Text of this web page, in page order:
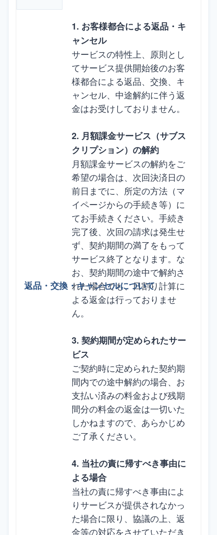
1. お客様都合による返品・キ
ャンセル
サービスの特性上、原則とし
てサービス提供開始後のお客
様都合による返品、交換、キ
ャンセル、中途解約に伴う返
金はお受けしておりません。
2. 月額課金サービス（サブス
クリプション）の解約
月額課金サービスの解約をご
希望の場合は、次回決済日の
前日までに、所定の方法（マ
イページからの手続き等）に
てお手続きください。手続き
完了後、次回の請求は発生せ
ず、契約期間の満了をもって
サービス終了となります。な
お、契約期間の途中で解約さ
れた場合でも、日割り計算に
よる返金は行っておりませ
ん。
3. 契約期間が定められたサー
ビス
ご契約時に定められた契約期
間内での途中解約の場合、お
支払い済みの料金および残期
間分の料金の返金は一切いた
しかねますので、あらかじめ
ご了承ください。
4. 当社の責に帰すべき事由に
よる場合
当社の責に帰すべき事由によ
りサービスが提供されなかっ
た場合に限り、協議の上、返
金等の対応をさせていただき